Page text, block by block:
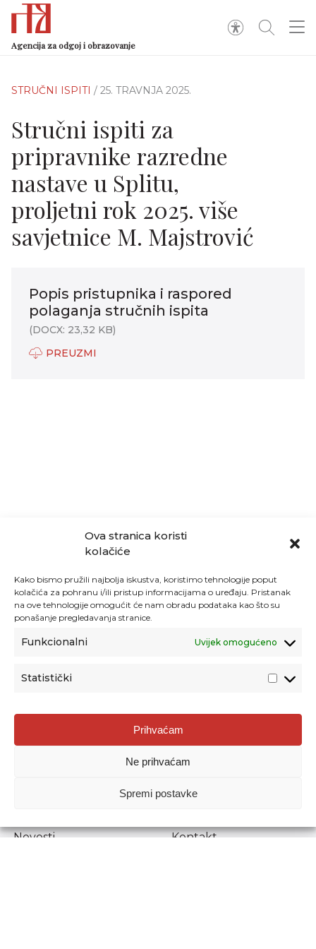
Ova stranica koristi
kolačiće
Kako bismo pružili najbolja iskustva, koristimo tehnologije poput
kolačića za pohranu i/ili pristup informacijama o uređaju. Pristanak
na ove tehnologije omogućit će nam obradu podataka kao što su
ponašanje pregledavanja stranice.
Funkcionalni Uvijek omogućeno
Statistički
Prihvaćam
Ne prihvaćam
Spremi postavke
Agencija za odgoj i obrazovanje
STRUČNI ISPITI / 25. TRAVNJA 2025.
Stručni ispiti za
pripravnike razredne
nastave u Splitu,
proljetni rok 2025. više
savjetnice M. Majstrović
Popis pristupnika i raspored
polaganja stručnih ispita
(DOCX: 23,32 KB)
PREUZMI
Agencija za odgoj i obrazovanje
Donje Svetice 38, 10000 Zagreb
1778129
Prenošenje sadržaja dopušteno je uz navođenje izvora.
Novosti
Kontakt